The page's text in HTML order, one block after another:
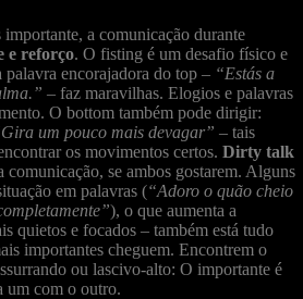
a comunicação durante
e reforço. O fisting é um desafio físico e
encorajadora do top – “Estás a
– faz maravilhas. Elogios e palavras
O bottom também pode dirigir:
um pouco mais devagar” – tais
os movimentos certos. Dirty talk
comunicação, se ambos gostarem. Alguns
em palavras (“Adoro o quão cheio
), o que aumenta a
quietos e focados – também está tudo
importantes cheguem. Encontrem o
ou lascivo-alto: O importante é
um com o outro.